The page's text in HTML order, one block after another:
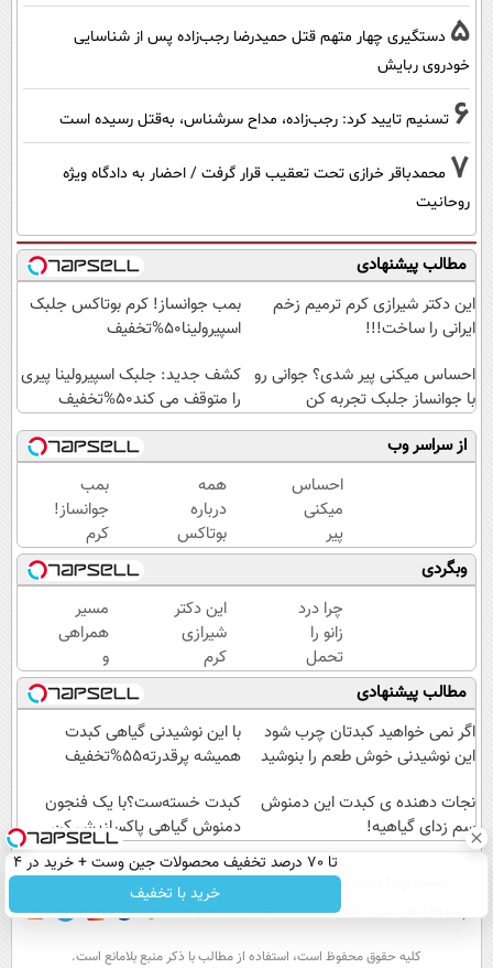
5 دستگیری چهار متهم قتل حمیدرضا رجب‌زاده پس از شناسایی
خودروی ربایش
6 تسنیم تایید کرد: رجب‌زاده، مداح سرشناس، به‌قتل رسیده است
7 محمدباقر خرازی تحت تعقیب قرار گرفت / احضار به دادگاه ویژه
روحانیت
مطالب پیشنهادی
این دکتر شیرازی کرم ترمیم زخم
ایرانی را ساخت!!!
بمب جوانساز! کرم بوتاکس جلبک
اسپیرولینا50%تخفیف
احساس میکنی پیر شدی؟ جوانی رو
با جوانساز جلبک تجربه کن
کشف جدید: جلبک اسپیرولینا پیری
را متوقف می کند50%تخفیف
از سراسر وب
احساس
میکنی
پیر
شدی؟
جوانی
رو با
جوانساز
جلبک
تجربه
کن
همه
درباره
بوتاکس
حرف
میزنن؛ اما
کمتر
کسی این
راه رو
میشناسه.
بمب
جوانساز!
کرم
بوتاکس
جلبک
اسپیرولینا50%تخفیف
وبگردی
چرا درد
زانو را
تحمل
می‌کنی؟
خیلی
ساده
درمنزل
کن
این دکتر
شیرازی
کرم
ترمیم
زخم
ایرانی را
ساخت!!!
مسیر
همراهی
و
گزارش
عملکرد
گروه
اسنپ
۱۴۰۴
مطالب پیشنهادی
اگر نمی خواهید کبدتان چرب شود
این نوشیدنی خوش طعم را بنوشید
با این نوشیدنی گیاهی کبدت
همیشه پرقدرته55%تخفیف
نجات دهنده ی کبدت این دمنوش
سم زدای گیاهیه!
کبدت خسته‌ست؟با یک فنجون
دمنوش گیاهی پاکسازیش کن
تا 70 درصد تخفیف محصولات جین وست + خرید در 4
قسط
خرید با تخفیف عصر ایران۲ درباره عصرایران تماس با ما
آب و هوا اوقات شرعی سواد زندگی
كليه حقوق محفوظ است، استفاده از مطالب با ذكر منبع بلامانع است.